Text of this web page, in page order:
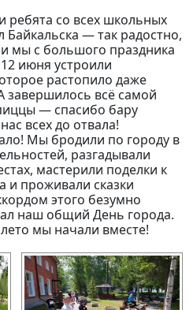
ребята со всех школьных
— так радостно,
мы с большого праздника
июня устроили
растопило даже
завершилось всё самой
— спасибо бару
всех до отвала!
Мы бродили по городу в
разгадывали
мастерили поделки к
и проживали сказки
этого безумно
наш общий День города.
мы начали вместе!